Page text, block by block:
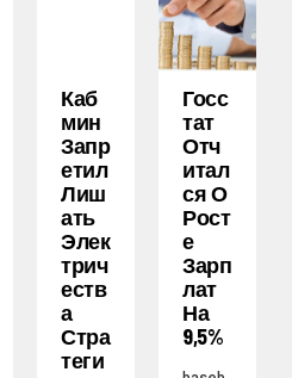
Каб
Мин
Запр
Етил
Лиш
Ать
Элек
Трич
Еств
А
Стра
Теги
Госс
Тат
Отч
Итал
Ся О
Рост
Е
Зарп
Лат
На
9,5%